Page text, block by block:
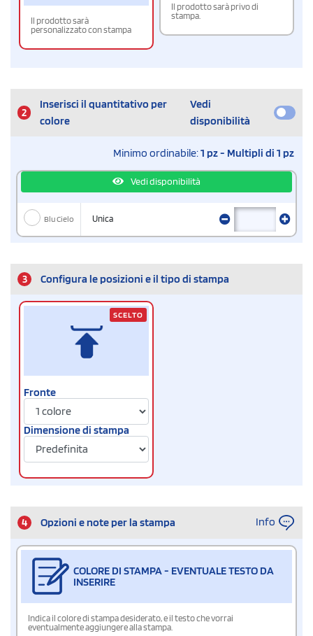
Il prodotto sarà
personalizzato con stampa
Il prodotto sarà privo di
stampa.
2
Inserisci il quantitativo per
colore
Vedi
disponibilità
Minimo ordinabile:1 pz - Multipli di 1 pz
Vedi disponibilità
Blu Cielo Unica
3 Configura le posizioni e il tipo di stampa
Fronte
Dimensione di stampa
SCELTO
4 Opzioni e note per la stampa Info
COLORE DI STAMPA - EVENTUALE TESTO DA
INSERIRE
Indica il colore di stampa desiderato, e il testo che vorrai
eventualmente aggiungere alla stampa.